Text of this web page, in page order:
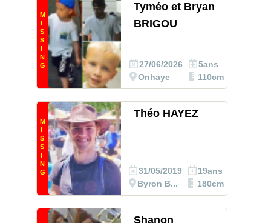
M
I
S
S
I
N
G
Tyméo et Bryan
BRIGOU
27/06/2026
Onhaye
5ans
110cm
M
I
S
S
I
N
G
Théo HAYEZ
31/05/2019
Byron B...
19ans
180cm
Shanon